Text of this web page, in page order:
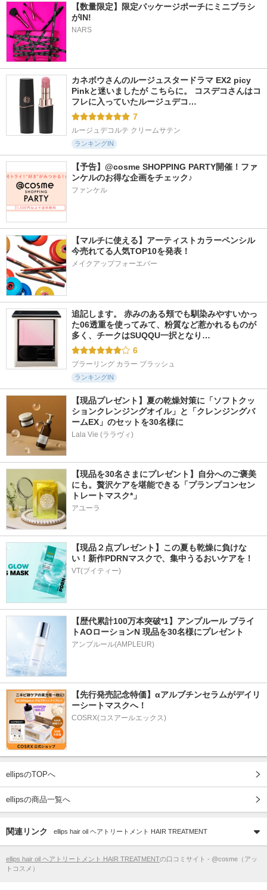
【数量限定】限定パッケージポーチにミニブラシ
がIN!
NARS
カネボウさんのルージュスタードラマ EX2 picy
Pinkと迷いましたが こちらに。 コスデコさんはコ
フレに入っていたルージュデコ…
7
ルージュデコルテ クリームサテン
ランキングIN
【予告】@cosme SHOPPING PARTY開催！ファ
ンケルのお得な企画をチェック♪
ファンケル
【マルチに使える】アーティストカラーペンシル
今売れてる人気TOP10を発表！
メイクアップフォーエバー
追記します。 赤みのある頬でも馴染みやすいかっ
た06透重を使ってみて、粉質など惹かれるものが
多く、チークはSUQQU一択となり…
6
ブラーリング カラー ブラッシュ
ランキングIN
【現品プレゼント】夏の乾燥対策に「ソフトクッ
ションクレンジングオイル」と「クレンジングバ
ームEX」のセットを30名様に
Lala Vie (ララヴィ)
【現品を30名さまにプレゼント】自分へのご褒美
にも。贅沢ケアを堪能できる「プランプコンセン
トレートマスク*」
アユーラ
【現品２点プレゼント】この夏も乾燥に負けな
い！新作PDRNマスクで、集中うるおいケアを！
VT(ブイティー)
【歴代累計100万本突破*1】アンプルール ブライ
トAOローションN 現品を30名様にプレゼント
アンプルール(AMPLEUR)
【先行発売記念特価】αアルブチンセラムがデイリ
ーシートマスクへ！
COSRX(コスアールエックス)
ellipsのTOPへ
ellipsの商品一覧へ
関連リンク ellips hair oil ヘアトリートメント HAIR TREATMENT
ellips hair oil ヘアトリートメント HAIR TREATMENTの口コミサイト - @cosme（アッ
トコスメ）